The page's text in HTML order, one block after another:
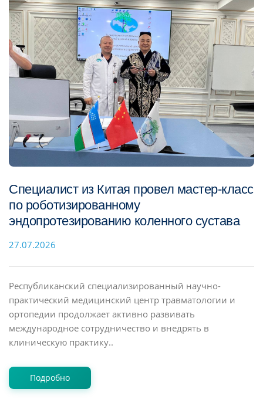
Специалист из Китая провел мастер-класс
по роботизированному
эндопротезированию коленного сустава
27.07.2026
Республиканский специализированный научно-
практический медицинский центр травматологии и
ортопедии продолжает активно развивать
международное сотрудничество и внедрять в
клиническую практику..
Подробно